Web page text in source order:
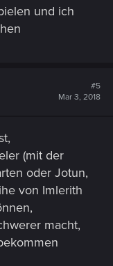
und ich
#5
Mar 3, 2018
(mit der
oder Jotun,
von Imlerith
macht,